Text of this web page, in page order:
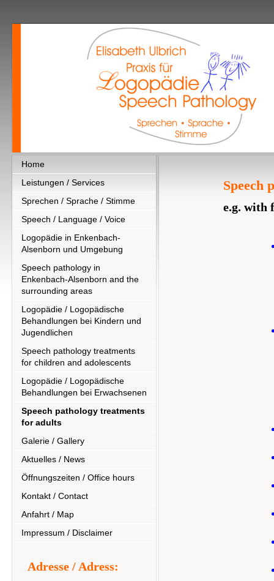
Home
Leistungen / Services
Sprechen / Sprache / Stimme
Speech / Language / Voice
Logopädie in Enkenbach-
Alsenborn und Umgebung
Speech pathology in
Enkenbach-Alsenborn and the
surrounding areas
Logopädie / Logopädische
Behandlungen bei Kindern und
Jugendlichen
Speech pathology treatments
for children and adolescents
Logopädie / Logopädische
Behandlungen bei Erwachsenen
Speech pathology treatments
for adults
Galerie / Gallery
Aktuelles / News
Öffnungszeiten / Office hours
Kontakt / Contact
Anfahrt / Map
Impressum / Disclaimer
Adresse / Adress:
Speech
e.g. with